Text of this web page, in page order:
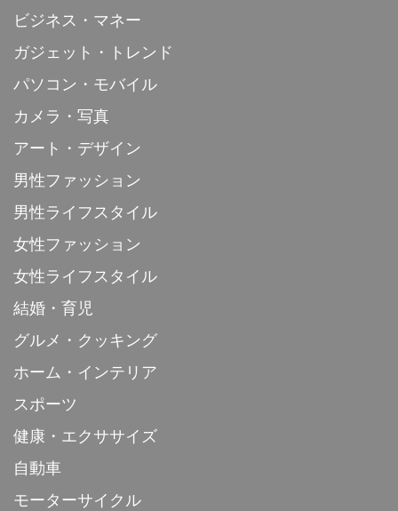
ビジネス・マネー
ガジェット・トレンド
パソコン・モバイル
カメラ・写真
アート・デザイン
男性ファッション
男性ライフスタイル
女性ファッション
女性ライフスタイル
結婚・育児
グルメ・クッキング
ホーム・インテリア
スポーツ
健康・エクササイズ
自動車
モーターサイクル